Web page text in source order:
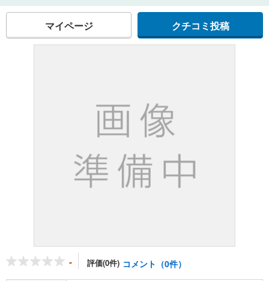
マイページ クチコミ投稿
- 評価(0件) コメント（0件）